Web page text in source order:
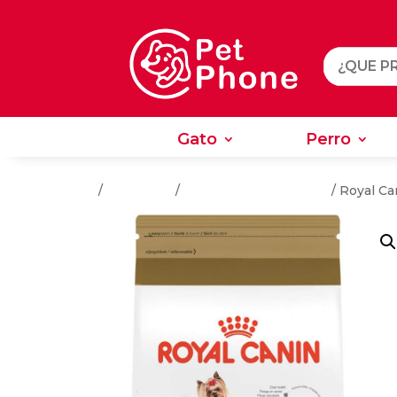
Gato Perro
/ / / Royal